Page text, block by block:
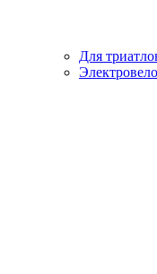
Для